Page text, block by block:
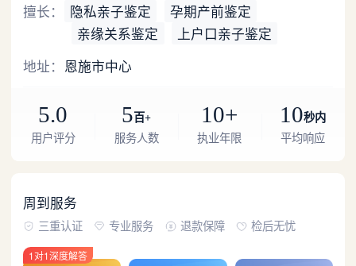
擅长：
隐私亲子鉴定
孕期产前鉴定
亲缘关系鉴定
上户口亲子鉴定
地址： 恩施市中心
5.0
用户评分
5百+
服务人数
10+
执业年限
10秒内
平均响应
周到服务
三重认证 专业服务 退款保障 检后无忧
1对1深度解答